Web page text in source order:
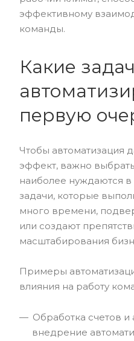
эффективному
команды.
Какие
первую
Чтобы автоматизация
эффект, важно
наиболее нуждаются в
задачи, которые
много времени,
или создают
масштабирования
Примеры
влияния на работу
Обработка счетов и
внедрение